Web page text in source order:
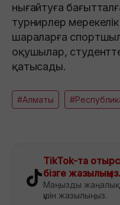
нығайтуға
турнирлер мерекелік
шараларға
оқушылар,
қатысады.
#Алматы #Республика
TikTok-та
бізге жазылыңыз.
Маңызды
үшін жазылыңыз.